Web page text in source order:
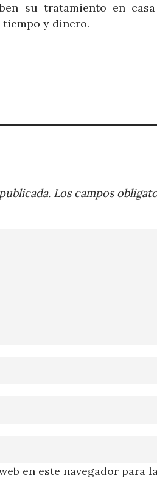
su tratamiento en
y dinero.
Los campos
en este navegador para